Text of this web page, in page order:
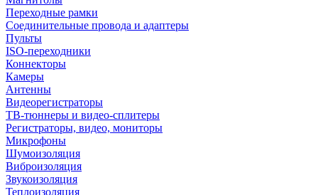
Переходные рамки
Соединительные провода и адаптеры
Пульты
ISO-переходники
Коннекторы
Камеры
Антенны
Видеорегистраторы
ТВ-тюннеры и видео-сплитеры
Регистраторы, видео, мониторы
Микрофоны
Шумоизоляция
Виброизоляция
Звукоизоляция
Теплоизоляция